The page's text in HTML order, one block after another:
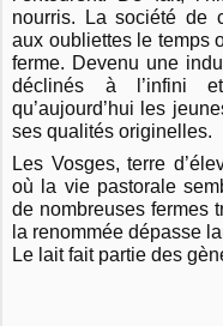
nourris. La société de
aux oubliettes le temps
ferme. Devenu une
déclinés à l’infini
qu’aujourd’hui les
ses qualités originelles.
Les Vosges, terre
où la vie pastorale
de nombreuses fermes
la renommée dépasse
Le lait fait partie des